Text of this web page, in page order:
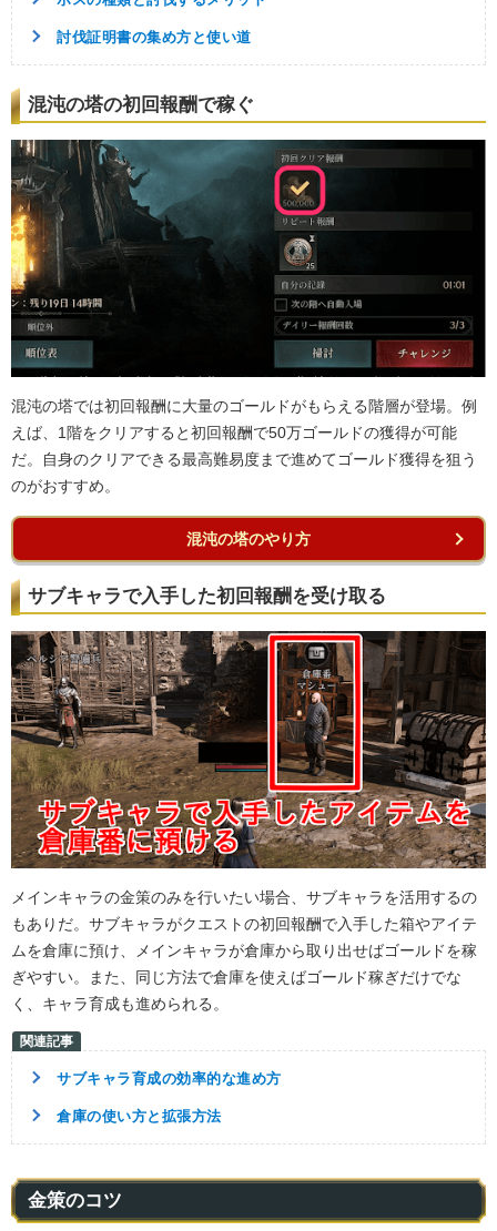
討伐証明書の集め方と使い道
混沌の塔の初回報酬で稼ぐ
混沌の塔では初回報酬に大量のゴールドがもらえる階層が登場。例
えば、1階をクリアすると初回報酬で50万ゴールドの獲得が可能
だ。自身のクリアできる最高難易度まで進めてゴールド獲得を狙う
のがおすすめ。
混沌の塔のやり方
サブキャラで入手した初回報酬を受け取る
メインキャラの金策のみを行いたい場合、サブキャラを活用するの
もありだ。サブキャラがクエストの初回報酬で入手した箱やアイテ
ムを倉庫に預け、メインキャラが倉庫から取り出せばゴールドを稼
ぎやすい。また、同じ方法で倉庫を使えばゴールド稼ぎだけでな
く、キャラ育成も進められる。
サブキャラ育成の効率的な進め方
倉庫の使い方と拡張方法
金策のコツ